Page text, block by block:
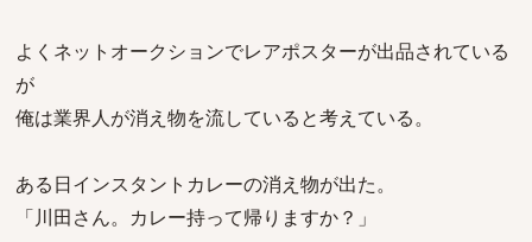
よくネットオークションでレアポスターが出品されている
が
俺は業界人が消え物を流していると考えている。
ある日インスタントカレーの消え物が出た。
「川田さん。カレー持って帰りますか？」